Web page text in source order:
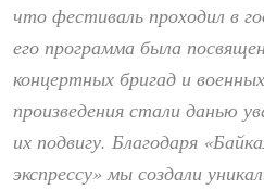
что фестиваль проходил в
его программа была
концертных бригад и
произведения стали данью
их подвигу. Благодаря
экспрессу» мы создали